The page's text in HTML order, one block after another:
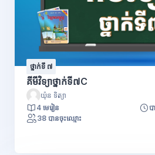
ថ្នាក់ទី ៧
គីមីវិទ្យាថ្នាក់ទី៧C
យ៉ុន ទិត្យា
4 មេរៀន
ប
38 បានចុះឈ្មោះ